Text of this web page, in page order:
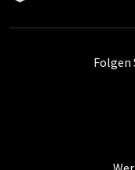
Folgen